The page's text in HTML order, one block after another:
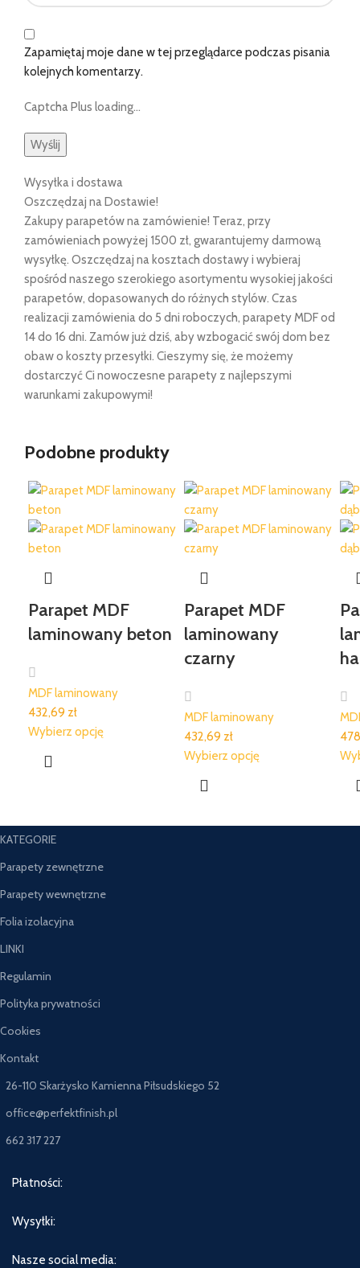
Zapamiętaj moje dane w tej przeglądarce podczas pisania
kolejnych komentarzy.
Captcha Plus loading...
Wysyłka i dostawa
Oszczędzaj na Dostawie!
Zakupy parapetów na zamówienie! Teraz, przy
zamówieniach powyżej 1500 zł, gwarantujemy darmową
wysyłkę. Oszczędzaj na kosztach dostawy i wybieraj
spośród naszego szerokiego asortymentu wysokiej jakości
parapetów, dopasowanych do różnych stylów. Czas
realizacji zamówienia do 5 dni roboczych, parapety MDF od
14 do 16 dni. Zamów już dziś, aby wzbogacić swój dom bez
obaw o koszty przesyłki. Cieszymy się, że możemy
dostarczyć Ci nowoczesne parapety z najlepszymi
warunkami zakupowymi!
Podobne produkty
Parapet MDF
laminowany beton
MDF laminowany
432,69 zł
Wybierz opcję
Parapet MDF
laminowany
czarny
MDF laminowany
432,69 zł
Wybierz opcję
KATEGORIE
Parapety zewnętrzne
Parapety wewnętrzne
Folia izolacyjna
LINKI
Regulamin
Polityka prywatności
Cookies
Kontakt
26-110 Skarżysko Kamienna Piłsudskiego 52
office@perfektfinish.pl
662 317 227
Płatności:
Wysyłki:
Nasze social media: